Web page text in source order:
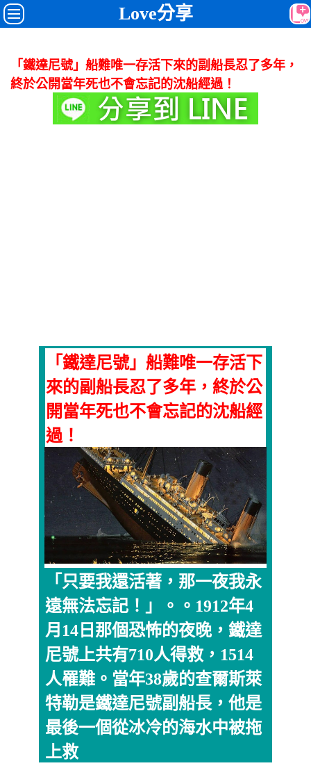
Love分享
「鐵達尼號」船難唯一存活下來的副船長忍了多年，
終於公開當年死也不會忘記的沈船經過！
「鐵達尼號」船難唯一存活下
來的副船長忍了多年，終於公
開當年死也不會忘記的沈船經
過！
「只要我還活著，那一夜我永
遠無法忘記！」。。1912年4
月14日那個恐怖的夜晚，鐵達
尼號上共有710人得救，1514
人罹難。當年38歲的查爾斯萊
特勒是鐵達尼號副船長，他是
最後一個從冰冷的海水中被拖
上救